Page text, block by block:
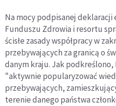
Na mocy podpisanej
Funduszu Zdrowia i resortu
ścisłe zasady współpracy w
przebywających za granicą o
danym kraju. Jak podkreślono,
"aktywnie popularyzować
przebywających,
terenie danego państwa